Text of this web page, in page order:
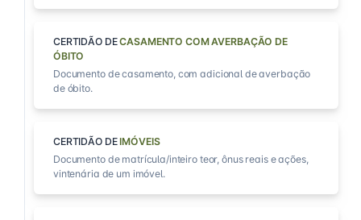
CERTIDÃO DECASAMENTO COM AVERBAÇÃO DE
ÓBITO
Documento de casamento, com adicional de averbação
de óbito.
CERTIDÃO DEIMÓVEIS
Documento de matrícula/inteiro teor, ônus reais e ações,
vintenária de um imóvel.